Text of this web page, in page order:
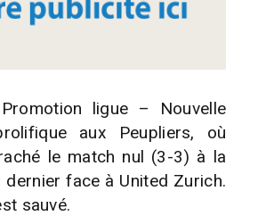
ligue – Nouvelle
aux Peupliers, où
le match nul (3-3) à la
dernier face à United Zurich.
sauvé.